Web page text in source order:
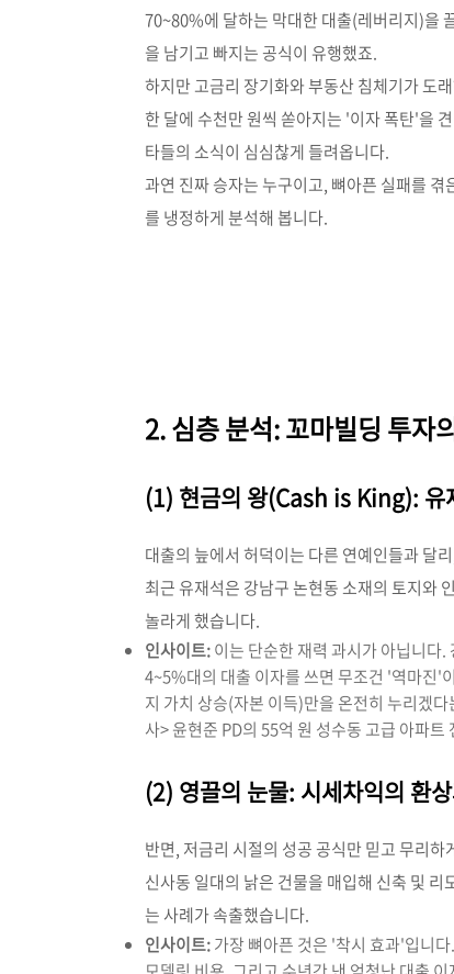
70~80%에 달하는 막대한 대출(레버리지)을
을 남기고 빠지는 공식이 유행했죠.
하지만 고금리 장기화와 부동산 침체기가 도
한 달에 수천만 원씩 쏟아지는 '이자 폭탄'을
타들의 소식이 심심찮게 들려옵니다.
과연 진짜 승자는 누구이고, 뼈아픈 실패를
를 냉정하게 분석해 봅니다.
2. 심층 분석: 꼬마빌딩 투자
(1) 현금의 왕(Cash is King): 유
대출의 늪에서 허덕이는 다른 연예인들과 달
최근 유재석은 강남구 논현동 소재의 토지와
놀라게 했습니다.
인사이트:이는 단순한 재력 과시가 아닙니다
4~5%대의 대출 이자를 쓰면 무조건 '역마진'
지 가치 상승(자본 이득)만을 온전히 누리겠
사> 윤현준 PD의 55억 원 성수동 고급 아파
(2) 영끌의 눈물: 시세차익의 환
반면, 저금리 시절의 성공 공식만 믿고 무리
신사동 일대의 낡은 건물을 매입해 신축 및
는 사례가 속출했습니다.
인사이트:가장 뼈아픈 것은 '착시 효과'입니